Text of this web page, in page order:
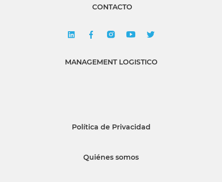
CONTACTO
MANAGEMENT LOGISTICO
Política de Privacidad
Quiénes somos